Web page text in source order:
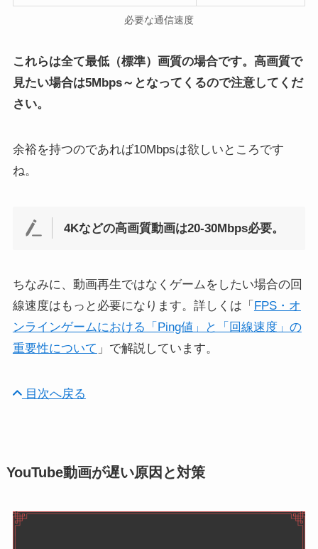
必要な通信速度
これらは全て最低（標準）画質の場合です。高画質で
見たい場合は5Mbps～となってくるので注意してくだ
さい。
余裕を持つのであれば10Mbpsは欲しいところです
ね。
4Kなどの高画質動画は20-30Mbps必要。
ちなみに、動画再生ではなくゲームをしたい場合の回
線速度はもっと必要になります。詳しくは「 FPS・オ
ンラインゲームにおける「Ping値」と「回線速度」の
重要性について 」で解説しています。
目次へ戻る
YouTube動画が遅い原因と対策